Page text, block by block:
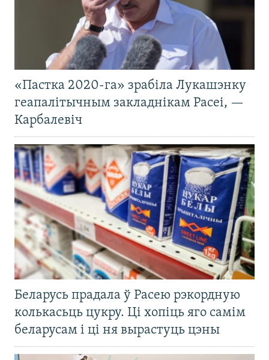
«Пастка 2020-га» зрабіла Лукашэнку
геапалітычным закладнікам Расеі, —
Карбалевіч
Беларусь прадала ў Расею рэкордную
колькасьць цукру. Ці хопіць яго самім
беларусам і ці ня вырастуць цэны